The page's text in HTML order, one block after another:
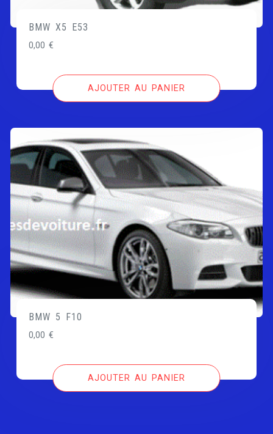
BMW X5 E53
0,00€
AJOUTER AU PANIER
BMW 5 F10
0,00€
AJOUTER AU PANIER